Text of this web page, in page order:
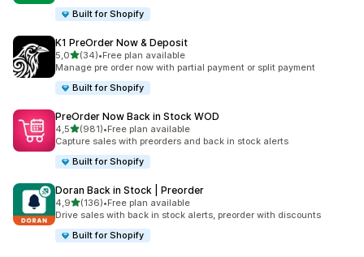
Built for Shopify
K1 PreOrder Now & Deposit
5,0z 5 hvězd
(34)
Celkový počet recenzí: 34
•Free plan available
Manage pre order now with partial payment or split payment
Built for Shopify
PreOrder Now Back in Stock WOD
4,5z 5 hvězd
(981)
Celkový počet recenzí: 981
•Free plan available
Capture sales with preorders and back in stock alerts
Built for Shopify
Doran Back in Stock | Preorder
4,9z 5 hvězd
(136)
Celkový počet recenzí: 136
•Free plan available
Drive sales with back in stock alerts, preorder with discounts
Built for Shopify